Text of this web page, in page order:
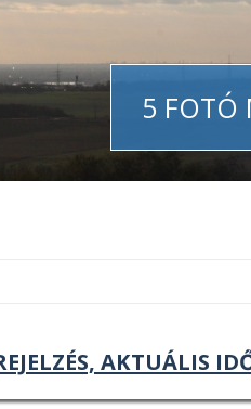
5 FOTÓ
AKTUÁLIS